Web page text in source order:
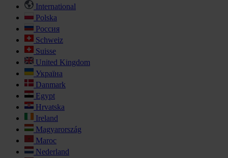
International
Polska
Россия
Schweiz
Suisse
United Kingdom
Україна
Danmark
Egypt
Hrvatska
Ireland
Magyarország
Maroc
Nederland